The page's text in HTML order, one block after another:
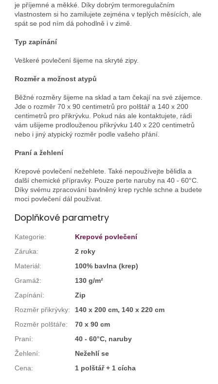
je příjemné a měkké. Díky dobrým termoregulačním
vlastnostem si ho zamilujete zejména v teplých měsících, ale
spát se pod ním dá pohodlně i v zimě.
Typ zapínání
Veškeré povlečení šijeme na skryté zipy.
Rozměr a možnost atypů
Běžné rozměry šijeme na sklad a tam čekají na své zájemce.
Jde o rozměr 70 x 90 centimetrů pro polštář a 140 x 200
centimetrů pro přikrývku. Pokud nás ale kontaktujete, rádi
vám ušijeme prodlouženou přikrývku 140 x 220 centimetrů
nebo i jiný atypický rozměr podle vašeho přání.
Praní a žehlení
Krepové povlečení nežehlete. Také nepoužívejte bělidla a
další chemické přípravky. Pouze perte naruby na 40 - 60°C.
Díky svému zpracování bavlněný krep rychle schne a budete
moci povlečení dál používat.
Doplňkové parametry
Kategorie:
Krepové povlečení
Záruka:
2 roky
Materiál:
100% bavlna (krep)
Gramáž:
130 g/m²
Zapínání:
Zip
Rozměr přikrývky:
140 x 200 cm, 140 x 220 cm
Rozměr polštáře:
70 x 90 cm
Praní:
40 - 60°C, naruby
Žehlení:
Nežehlí se
Cena: 1 polštář + 1 cícha